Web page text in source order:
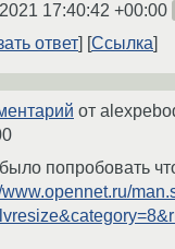
17:40:42 +00:00
ответ Ссылка
от
попробовать
www.opennet.ru/